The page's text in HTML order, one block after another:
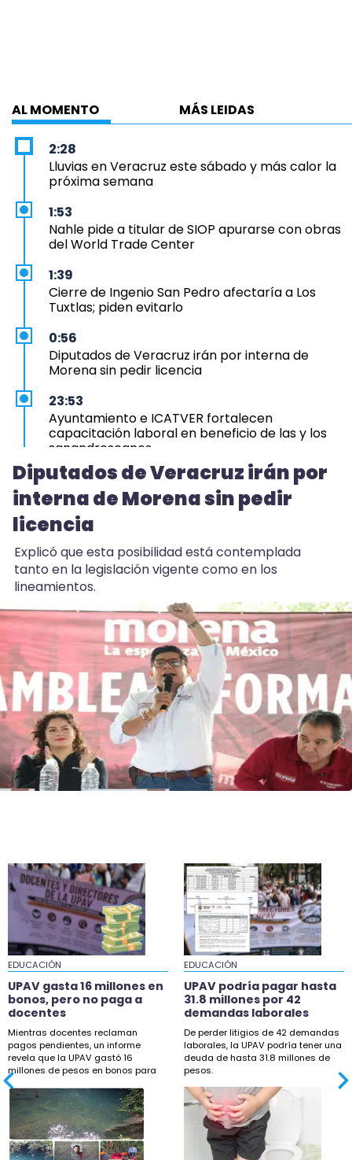
AL MOMENTO MÁS LEIDAS
2:28
Lluvias en Veracruz este sábado y más calor la
próxima semana
1:53
Nahle pide a titular de SIOP apurarse con obras
del World Trade Center
1:39
Cierre de Ingenio San Pedro afectaría a Los
Tuxtlas; piden evitarlo
0:56
Diputados de Veracruz irán por interna de
Morena sin pedir licencia
23:53
Ayuntamiento e ICATVER fortalecen
capacitación laboral en beneficio de las y los
sanandrescanos
23:42
Generar empleo y bienestar, prioridad para el
Gobierno de San Andrés Tuxtla: Rafa Fararoni
23:31
Municipio arrancará primera etapa de
rehabilitación en el boulevard 5 de febrero
En Veracruz, jubilados de Pemex exigen pago de
pensiones
23:04
FGR detiene a hombre con 30 mil litros de
combustible en Veracruz
22:16
Toneladas de peces mueren en lagunas de
Vega de Alatorre
20:47
Lanzan queja en Change.org por apagones de
CFE en Veracruz
19:53
UPAV gasta 16 millones en bonos, pero no paga
a docentes
19:33
Uno de cada dos camiones robados no se
recupera: transportistas
19:20
Confirman primer caso de diarrea explosiva en
Veracruz
18:35
UPAV podría pagar hasta 31.8 millones por 42
demandas laborales
Diputados de Veracruz irán por
interna de Morena sin pedir
licencia
Explicó que esta posibilidad está contemplada
tanto en la legislación vigente como en los
lineamientos.
EDUCACIÓN
UPAV gasta 16 millones en
bonos, pero no paga a
docentes
Mientras docentes reclaman
pagos pendientes, un informe
revela que la UPAV gastó 16
millones de pesos en bonos para
su personal.
EDUCACIÓN
UPAV podría pagar hasta
31.8 millones por 42
demandas laborales
De perder litigios de 42 demandas
laborales, la UPAV podría tener una
deuda de hasta 31.8 millones de
pesos.